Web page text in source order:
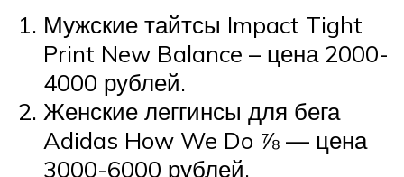
Мужские тайтсы Impact Tight
Print New Balance – цена 2000-
4000 рублей.
Женские леггинсы для бега
Adidas How We Do ⅞ — цена
3000-6000 рублей.